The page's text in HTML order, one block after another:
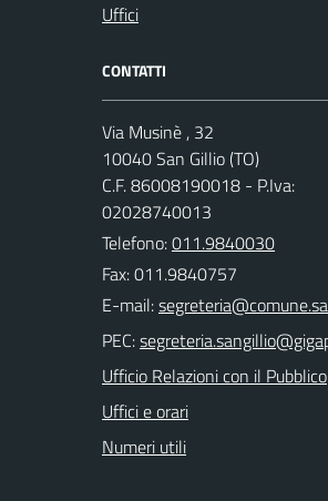
Uffici
CONTATTI
Via Musinè , 32
10040 San Gillio (TO)
C.F. 86008190018 - P.Iva:
02028740013
Telefono:011.9840030
Fax: 011.9840757
E-mail:
PEC:
Ufficio Relazioni con il Pubblico
Uffici e orari
Numeri utili